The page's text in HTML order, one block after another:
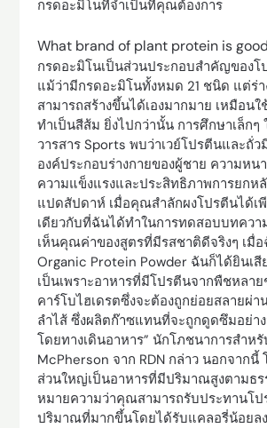
กรดอะมิโนที่จำเป็นที่คุณต้องการ
What brand of plant protein is
กรดอะมิโนเป็นส่วนประกอบสำคัญของโ
แม้ว่ามีกรดอะมิโนทั้งหมด 21 ชนิด แต่ร่
สามารถสร้างขึ้นได้เองมากมาย เหมือนใ
ทำเป็นสีส้ม ยิ่งไปกว่านั้น การศึกษาเล็กๆ
วารสาร Sports พบว่าเวย์โปรตีนและถั่ว
องค์ประกอบร่างกายของผู้ชาย ความหน
ความแข็งแรงและประสิทธิภาพการยกห
แปดสัปดาห์ เมื่อคุณสำลักผงโปรตีนได้เ
เดียวกับที่ฉันได้ทำในการทดสอบบทคว
เห็นคุณค่าของสูตรที่มีรสชาติดีจริงๆ เมื่อ
Organic Protein Powder ฉันก็ได้ยินเสีย
เป็นเพราะอาหารที่มีโปรตีนจากพืชหลา
คาร์โบไฮเดรตซึ่งจะต้องถูกย่อยสลายผ่า
ลำไส้ ซึ่งผลิตก๊าซแทนที่จะถูกดูดซึมอย่า
โดยทางเดินอาหาร” นักโภชนาการสำห
McPherson จาก RDN กล่าว นอกจาก
ส่วนใหญ่เป็นอาหารที่มีปริมาณสูงตามธ
หมายความว่าคุณสามารถรับประทานโป
ปริมาณที่มากขึ้นโดยได้รับแคลอรี่น้อยลง